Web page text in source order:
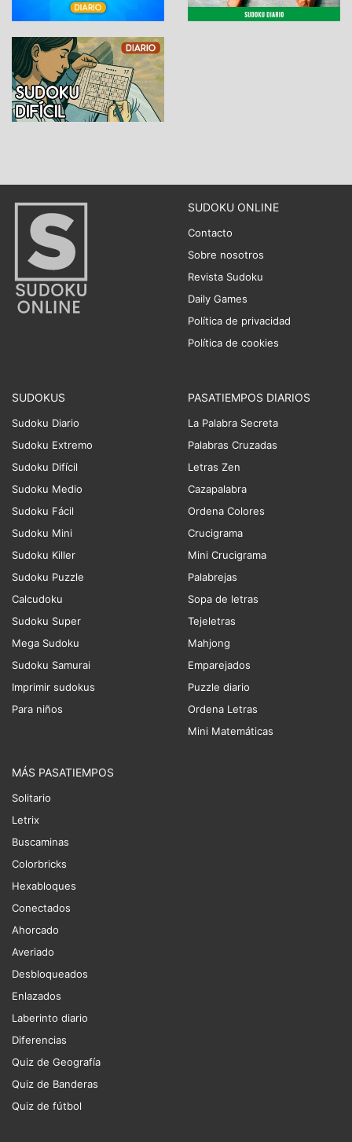
SUDOKU ONLINE
Contacto
Sobre nosotros
Revista Sudoku
Daily Games
Política de privacidad
Política de cookies
SUDOKUS
Sudoku Diario
Sudoku Extremo
Sudoku Difícil
Sudoku Medio
Sudoku Fácil
Sudoku Mini
Sudoku Killer
Sudoku Puzzle
Calcudoku
Sudoku Super
Mega Sudoku
Sudoku Samurai
Imprimir sudokus
Para niños
PASATIEMPOS DIARIOS
La Palabra Secreta
Palabras Cruzadas
Letras Zen
Cazapalabra
Ordena Colores
Crucigrama
Mini Crucigrama
Palabrejas
Sopa de letras
Tejeletras
Mahjong
Emparejados
Puzzle diario
Ordena Letras
Mini Matemáticas
MÁS PASATIEMPOS
Solitario
Letrix
Buscaminas
Colorbricks
Hexabloques
Conectados
Ahorcado
Averiado
Desbloqueados
Enlazados
Laberinto diario
Diferencias
Quiz de Geografía
Quiz de Banderas
Quiz de fútbol